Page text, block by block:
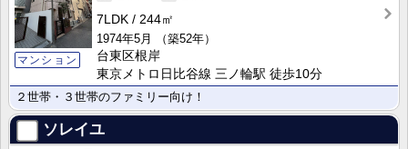
マンション
7LDK
244㎡
1974年5月
（築52年）
台東区根岸
東京メトロ日比谷線 三ノ輪駅 徒歩10分
２世帯・３世帯のファミリー向け！
ソレイユ